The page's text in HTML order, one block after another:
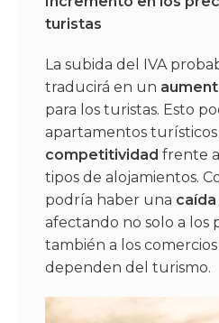
turistas
La subida del IVA
traducirá en un
para los turistas. Esto
apartamentos
competitividad frente
tipos de alojamientos.
podría haber una
afectando no solo a los
también a los
dependen del turismo.